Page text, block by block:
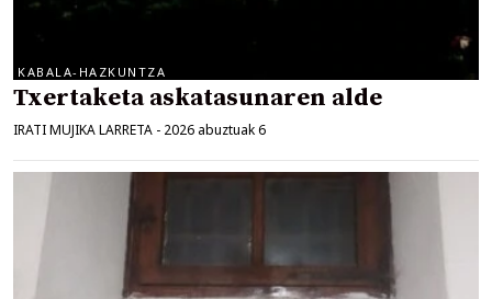
KABALA-HAZKUNTZA
Txertaketa askatasunaren alde
IRATI MUJIKA LARRETA - 2026 abuztuak 6